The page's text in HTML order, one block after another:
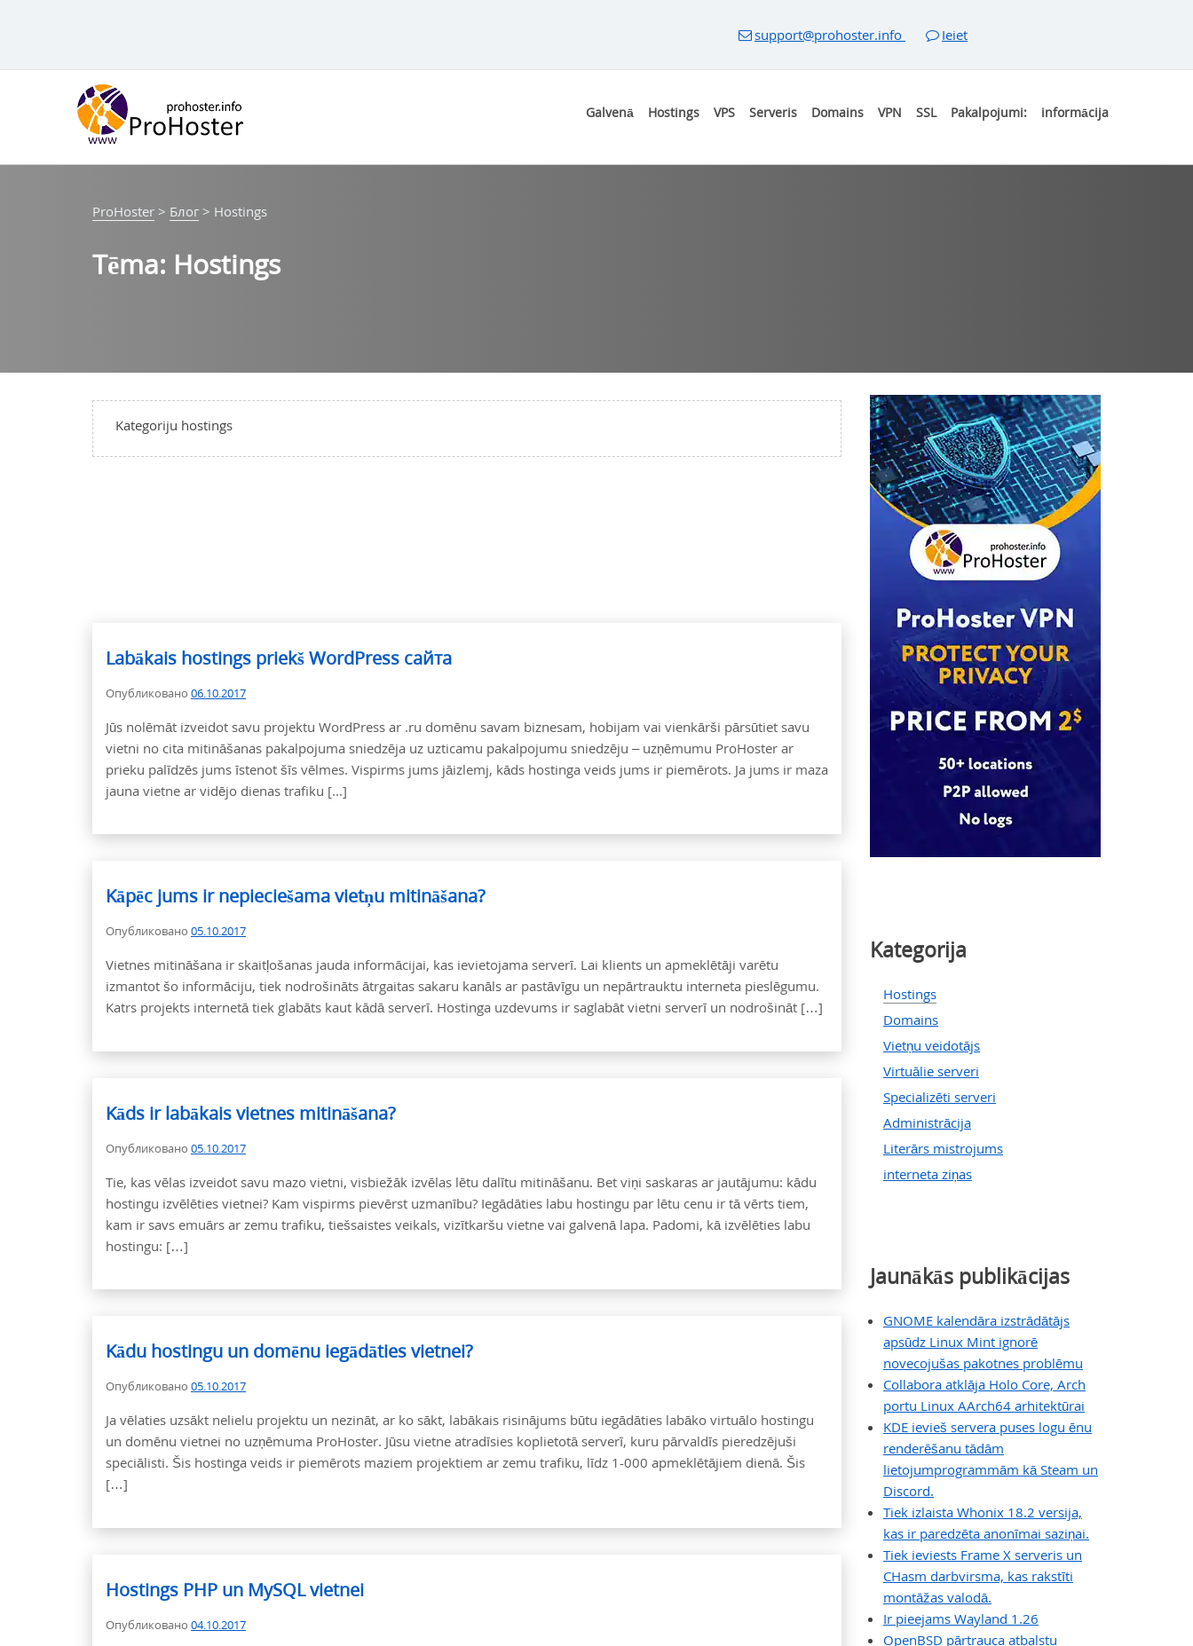
support@prohoster.info Ieiet
Galvenā Hostings VPS Serveris Domains VPN SSL Pakalpojumi: informācija
ProHoster > Блог > Hostings
Tēma: Hostings
Kategorija
Hostings
Domains
Vietņu veidotājs
Virtuālie serveri
Specializēti serveri
Administrācija
Literārs mistrojums
interneta ziņas
Jaunākās publikācijas
GNOME kalendāra izstrādātājs
apsūdz Linux Mint ignorē
novecojušas pakotnes problēmu
Collabora atklāja Holo Core, Arch
portu Linux AArch64 arhitektūrai
KDE ievieš servera puses logu ēnu
renderēšanu tādām
lietojumprogrammām kā Steam un
Discord.
Tiek izlaista Whonix 18.2 versija,
kas ir paredzēta anonīmai saziņai.
Tiek ieviests Frame X serveris un
CHasm darbvirsma, kas rakstīti
montāžas valodā.
Ir pieejams Wayland 1.26
OpenBSD pārtrauca atbalstu
Kategoriju hostings
Labākais hostings priekš WordPress сайта
Опубликовано 06.10.2017
Jūs nolēmāt izveidot savu projektu WordPress ar .ru domēnu savam biznesam, hobijam vai vienkārši pārsūtiet savu
vietni no cita mitināšanas pakalpojuma sniedzēja uz uzticamu pakalpojumu sniedzēju – uzņēmumu ProHoster ar
prieku palīdzēs jums īstenot šīs vēlmes. Vispirms jums jāizlemj, kāds hostinga veids jums ir piemērots. Ja jums ir maza
jauna vietne ar vidējo dienas trafiku [...]
Kāpēc jums ir nepieciešama vietņu mitināšana?
Опубликовано 05.10.2017
Vietnes mitināšana ir skaitļošanas jauda informācijai, kas ievietojama serverī. Lai klients un apmeklētāji varētu
izmantot šo informāciju, tiek nodrošināts ātrgaitas sakaru kanāls ar pastāvīgu un nepārtrauktu interneta pieslēgumu.
Katrs projekts internetā tiek glabāts kaut kādā serverī. Hostinga uzdevums ir saglabāt vietni serverī un nodrošināt […]
Kāds ir labākais vietnes mitināšana?
Опубликовано 05.10.2017
Tie, kas vēlas izveidot savu mazo vietni, visbiežāk izvēlas lētu dalītu mitināšanu. Bet viņi saskaras ar jautājumu: kādu
hostingu izvēlēties vietnei? Kam vispirms pievērst uzmanību? Iegādāties labu hostingu par lētu cenu ir tā vērts tiem,
kam ir savs emuārs ar zemu trafiku, tiešsaistes veikals, vizītkaršu vietne vai galvenā lapa. Padomi, kā izvēlēties labu
hostingu: […]
Kādu hostingu un domēnu iegādāties vietnei?
Опубликовано 05.10.2017
Ja vēlaties uzsākt nelielu projektu un nezināt, ar ko sākt, labākais risinājums būtu iegādāties labāko virtuālo hostingu
un domēnu vietnei no uzņēmuma ProHoster. Jūsu vietne atradīsies koplietotā serverī, kuru pārvaldīs pieredzējuši
speciālisti. Šis hostinga veids ir piemērots maziem projektiem ar zemu trafiku, līdz 1-000 apmeklētājiem dienā. Šis
[…]
Hostings PHP un MySQL vietnei
Опубликовано 04.10.2017